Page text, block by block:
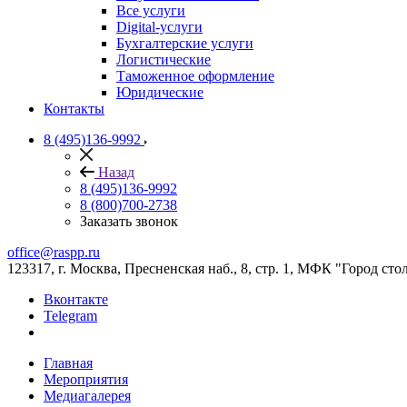
Все услуги
Digital-услуги
Бухгалтерские услуги
Логистические
Таможенное оформление
Юридические
Контакты
8 (495)136-9992
Назад
8 (495)136-9992
8 (800)700-2738
Заказать звонок
office@raspp.ru
123317, г. Москва, Пресненская наб., 8, стр. 1, МФК "Город
Вконтакте
Telegram
Главная
Мероприятия
Медиагалерея